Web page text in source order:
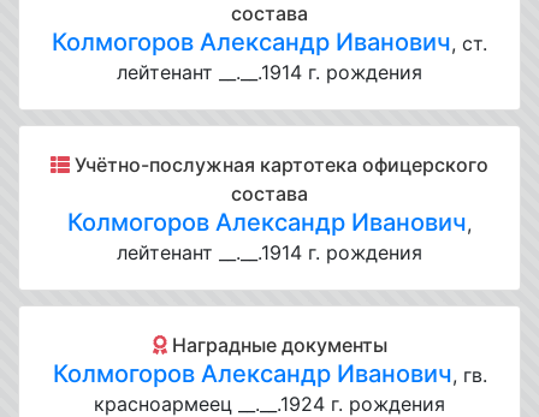
состава
Колмогоров Александр Иванович, ст.
лейтенант __.__.1914 г. рождения
Учётно-послужная картотека офицерского
состава
Колмогоров Александр Иванович,
лейтенант __.__.1914 г. рождения
Наградные документы
Колмогоров Александр Иванович, гв.
красноармеец __.__.1924 г. рождения